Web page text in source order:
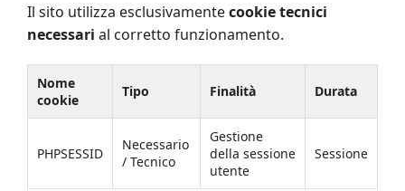
Il sito utilizza esclusivamentecookie tecnici
necessari al corretto funzionamento.
Nome
cookie
Tipo Finalità Durata
PHPSESSID
Necessario
/ Tecnico
Gestione
della sessione
utente
Sessione